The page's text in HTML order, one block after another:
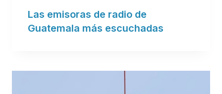
Las emisoras de radio de
Guatemala más escuchadas